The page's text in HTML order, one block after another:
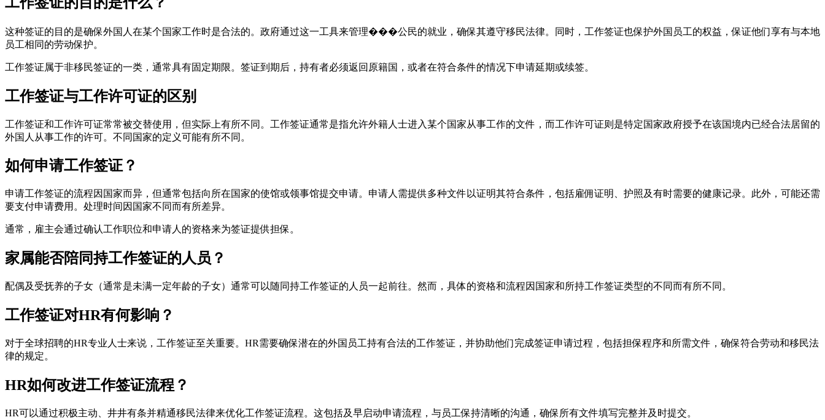
这种签证的目的是确保外国人在某个国家工作时是合法的。政府通过这一工具来管理���公民的就业，确保其遵守移民法律。同时，工作签证也保护外国员工的权益，保证他们享有与本地
员工相同的劳动保护。
工作签证属于非移民签证的一类，通常具有固定期限。签证到期后，持有者必须返回原籍国，或者在符合条件的情况下申请延期或续签。
工作签证与工作许可证的区别
工作签证和工作许可证常常被交替使用，但实际上有所不同。工作签证通常是指允许外籍人士进入某个国家从事工作的文件，而工作许可证则是特定国家政府授予在该国境内已经合法居留的
外国人从事工作的许可。不同国家的定义可能有所不同。
如何申请工作签证？
申请工作签证的流程因国家而异，但通常包括向所在国家的使馆或领事馆提交申请。申请人需提供多种文件以证明其符合条件，包括雇佣证明、护照及有时需要的健康记录。此外，可能还需
要支付申请费用。处理时间因国家不同而有所差异。
通常，雇主会通过确认工作职位和申请人的资格来为签证提供担保。
家属能否陪同持工作签证的人员？
配偶及受抚养的子女（通常是未满一定年龄的子女）通常可以随同持工作签证的人员一起前往。然而，具体的资格和流程因国家和所持工作签证类型的不同而有所不同。
工作签证对HR有何影响？
对于全球招聘的HR专业人士来说，工作签证至关重要。HR需要确保潜在的外国员工持有合法的工作签证，并协助他们完成签证申请过程，包括担保程序和所需文件，确保符合劳动和移民法
律的规定。
HR如何改进工作签证流程？
HR可以通过积极主动、井井有条并精通移民法律来优化工作签证流程。这包括及早启动申请流程，与员工保持清晰的沟通，确保所有文件填写完整并及时提交。